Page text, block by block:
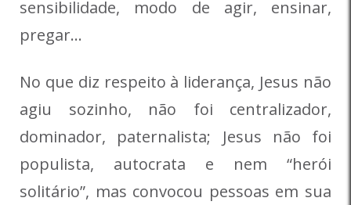
sensibilidade, modo de agir, ensinar,
pregar…
No que diz respeito à liderança, Jesus não
agiu sozinho, não foi centralizador,
dominador, paternalista; Jesus não foi
populista, autocrata e nem “herói
solitário”, mas convocou pessoas em sua